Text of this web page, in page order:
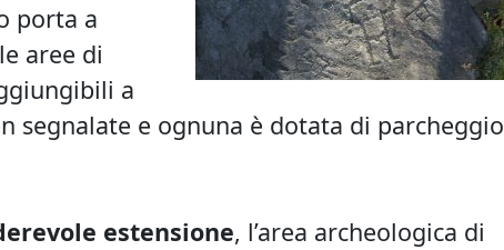
porta a
aree di
a
segnalate e ognuna è dotata di parcheggio
estensione, l’area archeologica di